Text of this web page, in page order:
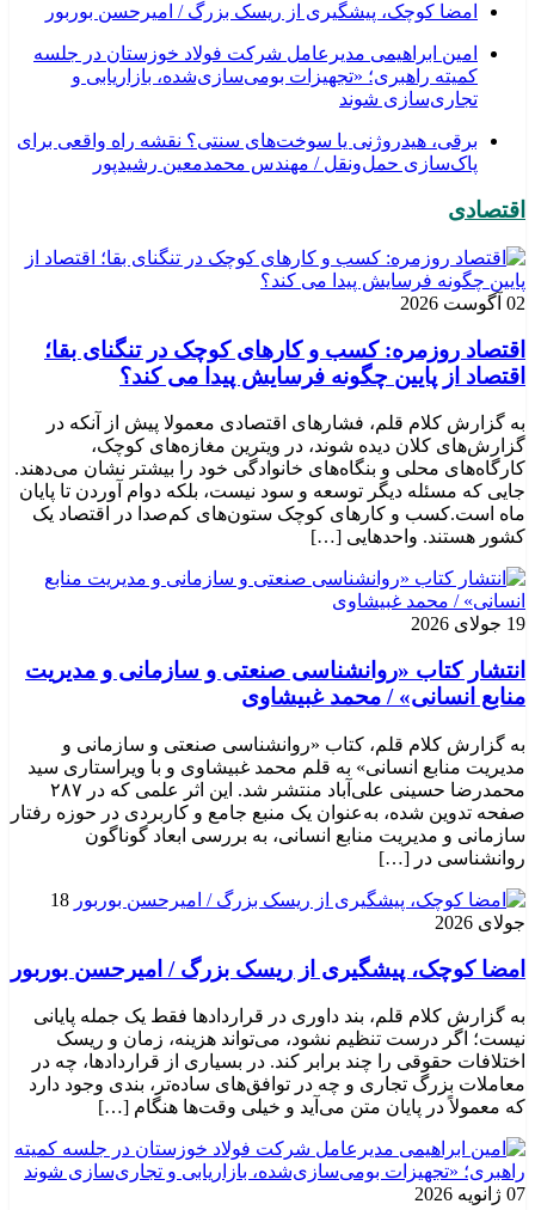
امضا کوچک، پیشگیری از ریسک بزرگ / امیرحسن بوربور
امین ابراهیمی مدیرعامل شرکت فولاد خوزستان در جلسه
کمیته راهبری؛ «تجهیزات بومی‌سازی‌شده، بازاریابی و
تجاری‌سازی شوند
برقی، هیدروژنی یا سوخت‌های سنتی؟ نقشه راه واقعی برای
پاک‌سازی حمل‌ونقل / مهندس محمدمعین رشیدپور
اقتصادی
02 آگوست 2026
اقتصاد روزمره: کسب‌ و کارهای کوچک در تنگنای بقا؛
اقتصاد از پایین چگونه فرسایش پیدا می کند؟
به گزارش کلام قلم، فشارهای اقتصادی معمولا پیش از آنکه در
گزارش‌های کلان دیده شوند، در ویترین مغازه‌های کوچک،
کارگاه‌های محلی و بنگاه‌های خانوادگی خود را بیشتر نشان می‌دهند.
جایی که مسئله دیگر توسعه و سود نیست، بلکه دوام آوردن تا پایان
ماه است.کسب‌ و کارهای کوچک ستون‌های کم‌صدا در اقتصاد یک
کشور هستند. واحدهایی […]
19 جولای 2026
انتشار کتاب «روانشناسی صنعتی و سازمانی و مدیریت
منابع انسانی» / محمد غبیشاوی
به گزارش کلام قلم، کتاب «روانشناسی صنعتی و سازمانی و
مدیریت منابع انسانی» به قلم محمد غبیشاوی و با ویراستاری سید
محمدرضا حسینی علی‌آباد منتشر شد. این اثر علمی که در ۲۸۷
صفحه تدوین شده، به‌عنوان یک منبع جامع و کاربردی در حوزه رفتار
سازمانی و مدیریت منابع انسانی، به بررسی ابعاد گوناگون
روانشناسی در […]
18
جولای 2026
امضا کوچک، پیشگیری از ریسک بزرگ / امیرحسن بوربور
به گزارش کلام قلم، بند داوری در قراردادها فقط یک جمله پایانی
نیست؛ اگر درست تنظیم نشود، می‌تواند هزینه، زمان و ریسک
اختلافات حقوقی را چند برابر کند. در بسیاری از قراردادها، چه در
معاملات بزرگ تجاری و چه در توافق‌های ساده‌تر، بندی وجود دارد
که معمولاً در پایان متن می‌آید و خیلی وقت‌ها هنگام […]
07 ژانویه 2026